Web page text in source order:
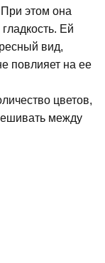
этом она
Ей
вид,
повлияет на ее
цветов,
между